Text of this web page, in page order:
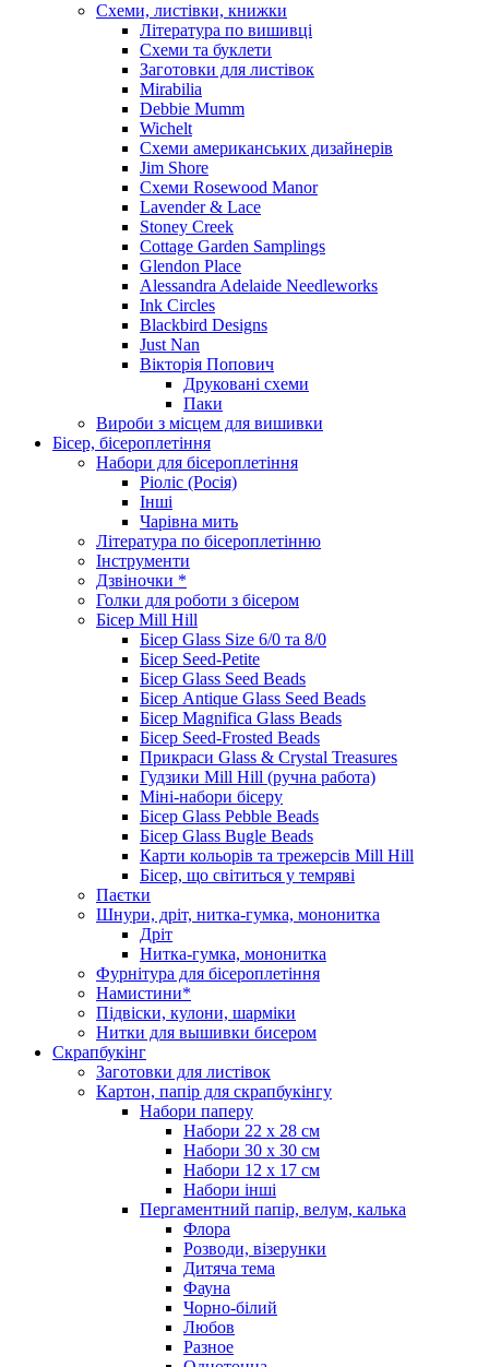
Схеми, листівки, книжки
Література по вишивці
Схеми та буклети
Заготовки для листівок
Mirabilia
Debbie Mumm
Wichelt
Схеми американських дизайнерів
Jim Shore
Cхеми Rosewood Manor
Lavender & Lace
Stoney Creek
Cottage Garden Samplings
Glendon Place
Alessandra Adelaide Needleworks
Ink Circles
Blackbird Designs
Just Nan
Вікторія Попович
Друковані схеми
Паки
Вироби з місцем для вишивки
Бісер, бісероплетіння
Набори для бісероплетіння
Ріоліс (Росія)
Інші
Чарівна мить
Література по бісероплетінню
Інструменти
Дзвіночки *
Голки для роботи з бісером
Бісер Mill Hill
Бісер Glass Size 6/0 та 8/0
Бісер Seed-Petite
Бісер Glass Seed Beads
Бісер Antique Glass Seed Beads
Бісер Magnifica Glass Beads
Бісер Seed-Frosted Beads
Прикраси Glass & Crystal Treasures
Гудзики Mill Hill (ручна работа)
Міні-набори бісеру
Бісер Glass Pebble Beads
Бісер Glass Bugle Beads
Карти кольорів та трежерсів Mill Hill
Бісер, що світиться у темряві
Паєтки
Шнури, дріт, нитка-гумка, мононитка
Дріт
Нитка-гумка, мононитка
Фурнітура для бісероплетіння
Намистини*
Підвіски, кулони, шарміки
Нитки для вышивки бисером
Скрапбукінг
Заготовки для листівок
Картон, папір для скрапбукінгу
Набори паперу
Набори 22 х 28 см
Набори 30 х 30 см
Набори 12 х 17 см
Набори інші
Пергаментний папір, велум, калька
Флора
Розводи, візерунки
Дитяча тема
Фауна
Чорно-білий
Любов
Разное